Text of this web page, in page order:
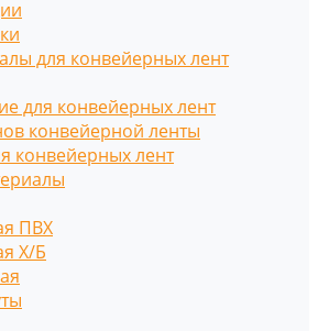
для конвейерных лент
для конвейерных лент
конвейерной ленты
конвейерных лент
ПВХ
Х/Б